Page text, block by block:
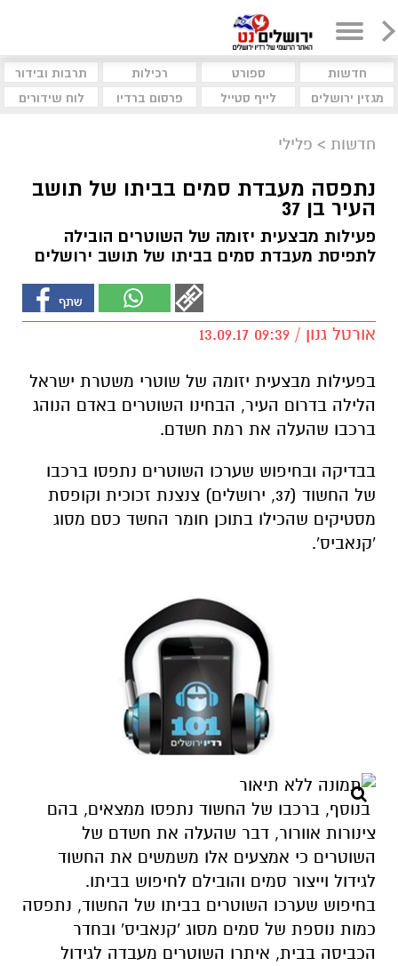
חדשות ספורט רכילות
תרבות ובידור
מגזין ירושלים
לייף סטייל פרסום ברדיו לוח שידורים
חדשות > פלילי
נתפסה מעבדת סמים בביתו של תושב
העיר בן 37
פעילות מבצעית יזומה של השוטרים הובילה
לתפיסת מעבדת סמים בביתו של תושב ירושלים
אורטל גנון / 09:39 13.09.17
בפעילות מבצעית יזומה של שוטרי משטרת ישראל
הלילה בדרום העיר, הבחינו השוטרים באדם הנוהג
ברכבו שהעלה את רמת חשדם.
בבדיקה ובחיפוש שערכו השוטרים נתפסו ברכבו
של החשוד (37, ירושלים) צנצנת זכוכית וקופסת
מסטיקים שהכילו בתוכן חומר החשד כסם מסוג
'קנאביס'.
בנוסף, ברכבו של החשוד נתפסו ממצאים, בהם
צינורות אוורור, דבר שהעלה את חשדם של
השוטרים כי אמצעים אלו משמשים את החשוד
לגידול וייצור סמים והובילם לחיפוש בביתו.
בחיפוש שערכו השוטרים בביתו של החשוד, נתפסה
כמות נוספת של סמים מסוג 'קנאביס' ובחדר
הכביסה בבית, איתרו השוטרים מעבדה לגידול